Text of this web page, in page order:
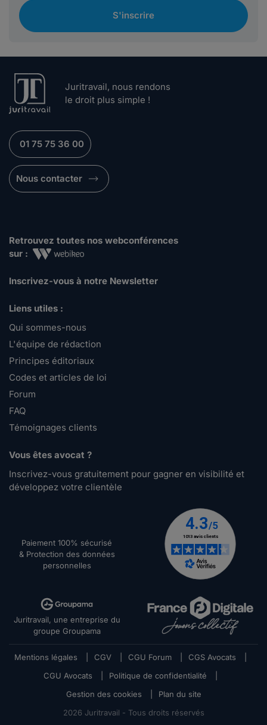
S'inscrire
Juritravail, nous rendons
le droit plus simple !
01 75 75 36 00
Nous contacter
Retrouvez toutes nos webconférences
sur :
Inscrivez-vous à notre Newsletter
Liens utiles :
Qui sommes-nous
L'équipe de rédaction
Principes éditoriaux
Codes et articles de loi
Forum
FAQ
Témoignages clients
Vous êtes avocat ?
Inscrivez-vous gratuitement pour gagner en visibilité et
développez votre clientèle
Paiement 100% sécurisé
& Protection des données
personnelles
Juritravail, une entreprise du
groupe Groupama
Mentions légales CGV CGU Forum CGS Avocats
CGU Avocats
Politique de confidentialité
Gestion des cookies
Plan du site
2026 Juritravail - Tous droits réservés